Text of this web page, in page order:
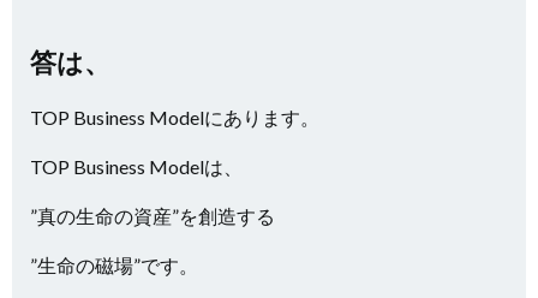
答は、
TOP Business Modelにあります。
TOP Business Modelは、
”真の生命の資産”を創造する
”生命の磁場”です。